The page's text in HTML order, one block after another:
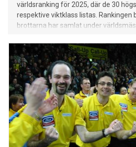
världsranking för 2025, där de 30
respektive viktklass listas. Rankingen
brottarna har samlat under
rankingtävlingar. Sverige finns
landslagsbrottare bland topp 20.